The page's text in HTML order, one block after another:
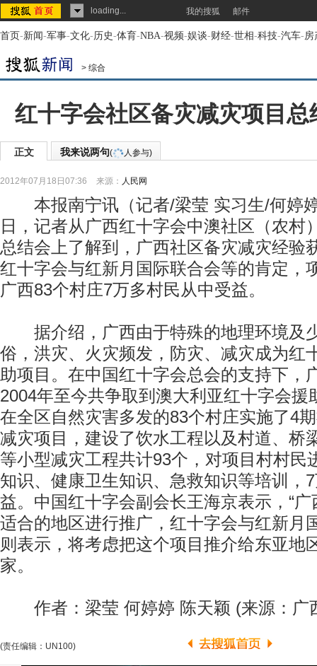
loading... 我的搜狐 邮件
首页-新闻-军事-文化-历史-体育-NBA-视频-娱谈-财经-世相-科技-汽车-房
> 综合
红十字会社区备灾减灾项目总
正文 我来说两句( 人参与)
2012年07月18日07:36 来源： 人民网
本报南宁讯（记者/梁莹 实习生/何婷
日，记者从广西红十字会中澳社区（农村
总结会上了解到，广西社区备灾减灾经验
红十字会与红新月国际联合会等的肯定，
广西83个村庄7万多村民从中受益。
据介绍，广西由于特殊的地理环境及
俗，洪灾、火灾频发，防灾、减灾成为红
助项目。在中国红十字会总会的支持下，
2004年至今共争取到澳大利亚红十字会援
在全区自然灾害多发的83个村庄实施了4
减灾项目，建设了饮水工程以及村道、桥
等小型减灾工程共计93个，对项目村村民
知识、健康卫生知识、急救知识等培训，
益。中国红十字会副会长王海京表示，“广
适合的地区进行推广，红十字会与红新月
则表示，将考虑把这个项目推介给东亚地
家。
作者：梁莹 何婷婷 陈天颖 (来源：广
(责任编辑：UN100)